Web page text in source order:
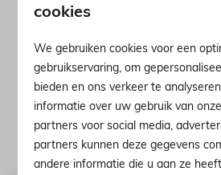
Les Forges Villas
in al onze verblijven geniet u
en comfort.
Ontdek onze locaties
cookies
We gebruiken cookies voor een
gebruikservaring, om
bieden en ons verkeer te
informatie over uw gebruik van
partners voor social media,
partners kunnen deze gegevens
andere informatie die u aan ze